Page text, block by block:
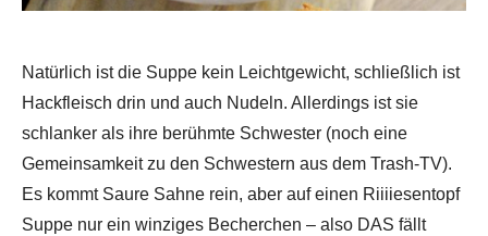
Natürlich ist die Suppe kein Leichtgewicht, schließlich ist
Hackfleisch drin und auch Nudeln. Allerdings ist sie
schlanker als ihre berühmte Schwester (noch eine
Gemeinsamkeit zu den Schwestern aus dem Trash-TV).
Es kommt Saure Sahne rein, aber auf einen Riiiiesentopf
Suppe nur ein winziges Becherchen – also DAS fällt